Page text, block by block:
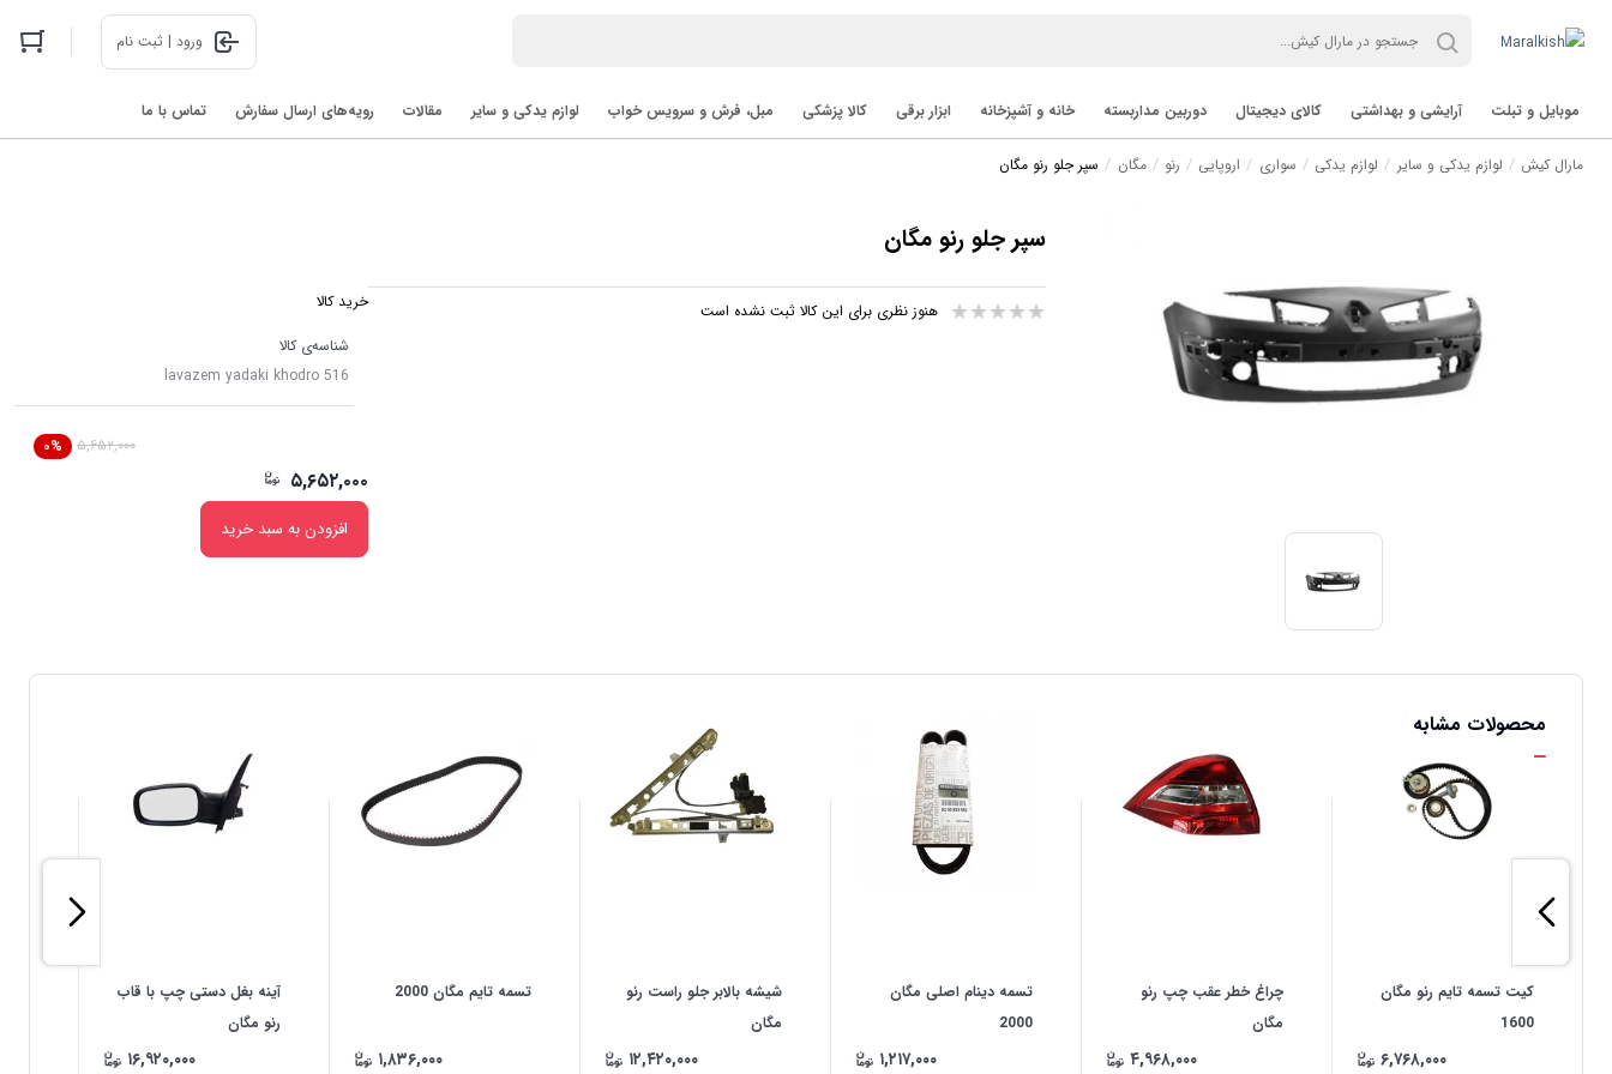
ورود | ثبت نام
موبایل و تبلت آرایشی و بهداشتی کالای دیجیتال دوربین مداربسته خانه و آشپزخانه ابزار برقی کالا پزشکی مبل، فرش و سرویس خواب لوازم یدکی و سایر مقالات رویه‌های ارسال سفارش تماس با ما
مارال کیش لوازم یدکی و سایر لوازم یدکی سواری اروپایی رنو مگان سپر جلو رنو مگان
سپر جلو رنو مگان
هنوز نظری برای این کالا ثبت نشده است
خرید کالا
شناسه‌ی کالا
lavazem yadaki khodro 516
۵,۶۵۲,۰۰۰ ۰%
۵,۶۵۲,۰۰۰
افزودن به سبد خرید
محصولات مشابه
کیت تسمه تایم رنو مگان
1600
۶,۷۶۸,۰۰۰
چراغ خطر عقب چپ رنو
مگان
۴,۹۶۸,۰۰۰
تسمه دینام اصلی مگان
2000
۱,۲۱۷,۰۰۰
شیشه بالابر جلو راست رنو
مگان
۱۲,۴۲۰,۰۰۰
تسمه تایم مگان 2000
۱,۸۳۶,۰۰۰
آینه بغل دستی چپ با قاب
رنو مگان
۱۶,۹۲۰,۰۰۰